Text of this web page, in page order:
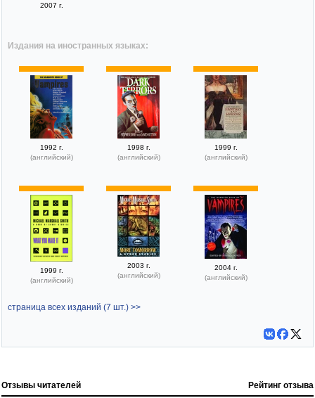
2007 г.
Издания на иностранных языках:
1992 г.
(английский)
1998 г.
(английский)
1999 г.
(английский)
1999 г.
(английский)
2003 г.
(английский)
2004 г.
(английский)
страница всех изданий (7 шт.) >>
Отзывы читателей Рейтинг отзыва